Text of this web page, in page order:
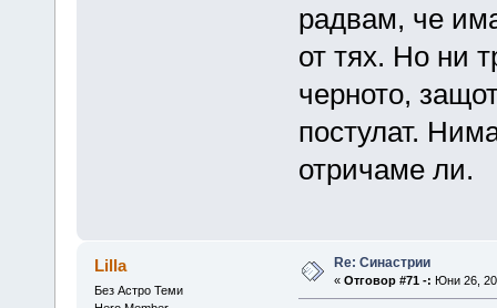
радвам, че
от тях. Но ни
черното,
постулат.
отричаме ли.
Lilla
Без Астро Теми
Re: Синастрии
« Отговор #71 -: Юни 26,